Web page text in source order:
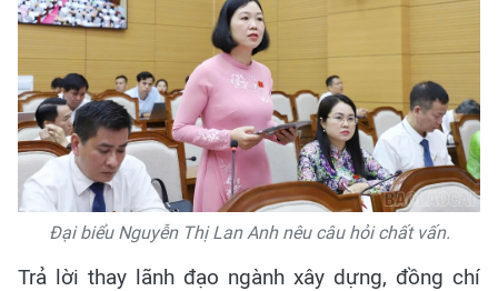
Đại biểu Nguyễn Thị Lan Anh nêu câu hỏi chất vấn.
Trả lời thay lãnh đạo ngành xây dựng, đồng chí